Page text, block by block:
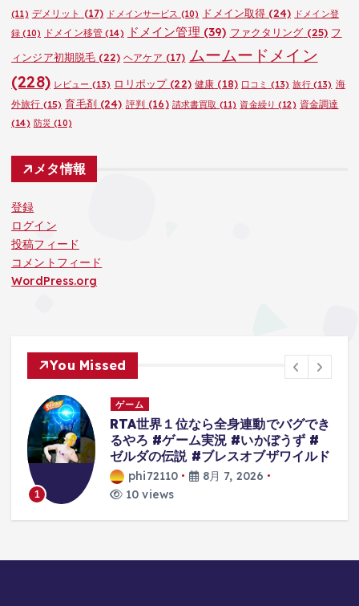
(11) デメリット (17) ドメインサービス (10) ドメイン取得 (24) ドメイン登
録 (10) ドメイン移管(14) ドメイン管理 (39) ファクタリング (25) フ
ィンジア初期脱毛 (22) ヘアケア (17) ムームードメイン
(228) レビュー (13) ロリポップ(22) 健康 (18) 口コミ (13) 旅行(13) 海
外旅行 (15) 育毛剤(24) 評判 (16) 請求書買取 (11) 資金繰り (12) 資金調達
(14) 防災 (10)
メタ情報
登録
ログイン
投稿フィード
コメントフィード
WordPress.org
You Missed
1
ゲーム
RTA世界１位なら全身連動でバグでき
るやろ #ゲーム実況 #いかぼうず #
ゼルダの伝説 #ブレスオブザワイルド
phi72110
8月 7, 2026
10 views